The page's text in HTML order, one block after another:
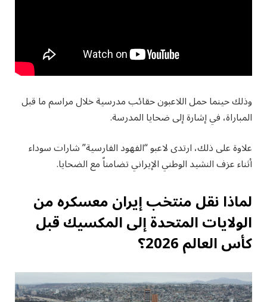
وذلك حينما حمل اللاعبون حقائب مدرسية خلال مراسم ما قبل
المباراة، في إشارة إلى ضحايا المدرسة.
علاوة على ذلك، ارتدى لاعبو “الفهود الفارسية” شارات سوداء
أثناء عزف النشيد الوطني الإيراني تضامناً مع الضحايا.
لماذا نقل منتخب إيران معسكره من
الولايات المتحدة إلى المكسيك قبل
كأس العالم 2026؟